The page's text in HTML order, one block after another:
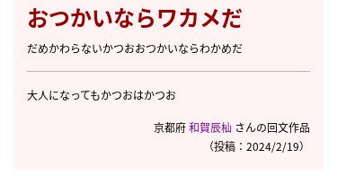
おつかいならワカメだ
だめかわらないかつおおつかいならわかめだ
大人になってもかつおはかつお
京都府和賀辰杣 さんの回文作品
（投稿：2024/2/19）